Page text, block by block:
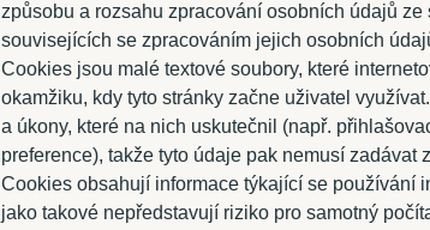
způsobu a rozsahu zpracování osobních údajů
souvisejících se zpracováním jejich osobních
Cookies jsou malé textové soubory, které
okamžiku, kdy tyto stránky začne uživatel
a úkony, které na nich uskutečnil (např.
preference), takže tyto údaje pak nemusí
Cookies obsahují informace týkající se používání
jako takové nepředstavují riziko pro samotný